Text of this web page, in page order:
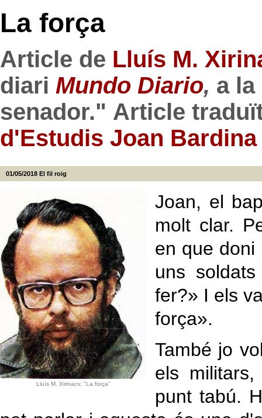
La força
Article de Lluís M.
diari Mundo Diario, a
senador." Article
d'Estudis Joan Bardina
01/05/2018 El fil roig
Lluís M. Xirinacs: "La força"
Joan, el
molt clar.
en que
uns
fer?» I els
força».
També jo
els
punt tabú.